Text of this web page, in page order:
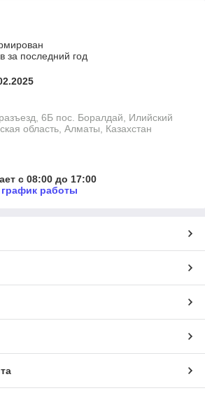
за последний год
6Б пос. Боралдай, Илийский
область, Алматы, Казахстан
с 08:00 до 17:00
график работы